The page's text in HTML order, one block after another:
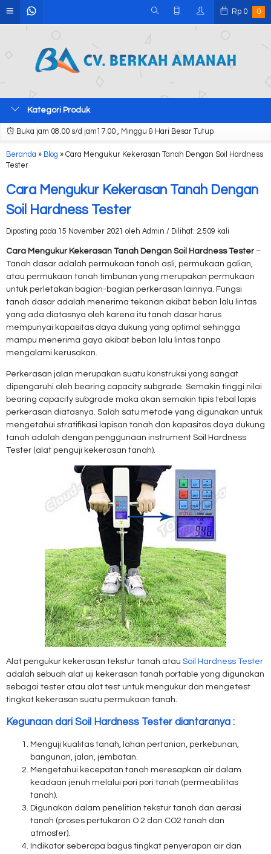
Rp 0 0
Kategori Produk
Buka jam 08.00 s/d jam17.00 , Minggu & Hari Besar Tutup
Beranda » Blog » Cara Mengukur Kekerasan Tanah Dengan Soil Hardness
Tester
Cara Mengukur Kekerasan Tanah Dengan
Soil Hardness Tester
Diposting pada 15 November 2021 oleh Admin / Dilihat: 2.509 kali
Cara Mengukur Kekerasan Tanah Dengan Soil Hardness Tester–
Tanah dasar adalah permukaan tanah asli, permukaan galian,
atau permukaan tanah timbunan yang merupakan permukaan
untuk perletakan bagian-bagian perkerasan lainnya. Fungsi
tanah dasar adalah menerima tekanan akibat beban lalu lintas
yang ada diatasnya oleh karena itu tanah dasar harus
mempunyai kapasitas daya dukung yang optimal sehingga
mampu menerima gaya akibat beban lalu lintas tanpa
mengalami kerusakan.
Perkerasan jalan merupakan suatu konstruksi yang sangat
dipengaruhi oleh bearing capacity subgrade. Semakin tinggi nilai
bearing capacity subgrade maka akan semakin tipis tebal lapis
perkerasan diatasnya. Salah satu metode yang digunakan untuk
mengetahui stratifikasi lapisan tanah dan kapasitas daya dukung
tanah adalah dengan penggunaan instrument Soil Hardness
Tester (alat penguji kekerasan tanah).
Alat pengukur kekerasan tekstur tanah atau Soil Hardness Tester
adalah sebuah alat uji kekerasan tanah portable yang digunakan
sebagai tester atau alat test untuk mengukur dan mengetest
tingkat kekerasan suatu permukaan tanah.
Kegunaan dari Soil Hardness Tester diantaranya :
Menguji kualitas tanah, lahan pertanian, perkebunan,
bangunan, jalan, jembatan.
Mengetahui kecepatan tanah meresapkan air dalam
keadaan jenuh melalui pori pori tanah (permeabilitas
tanah).
Digunakan dalam penelitian tekstur tanah dan aerasi
tanah (proses pertukaran O 2 dan CO2 tanah dan
atmosfer).
Indikator seberapa bagus tingkat penyerapan air dan